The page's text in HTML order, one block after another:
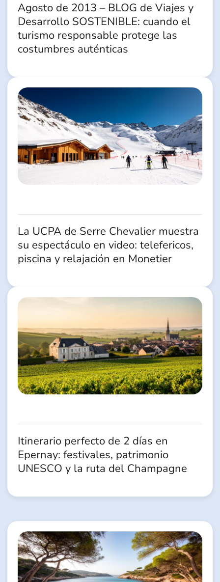
Agosto de 2013 – BLOG de Viajes y
Desarrollo SOSTENIBLE: cuando el
turismo responsable protege las
costumbres auténticas
La UCPA de Serre Chevalier muestra
su espectáculo en video: telefericos,
piscina y relajación en Monetier
Itinerario perfecto de 2 días en
Epernay: festivales, patrimonio
UNESCO y la ruta del Champagne